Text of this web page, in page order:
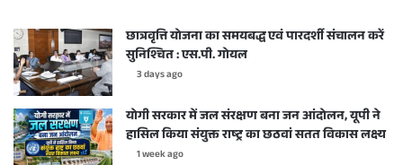
छात्रवृत्ति योजना का समयबद्ध एवं पारदर्शी संचालन करें
सुनिश्चित : एस.पी. गोयल
3 days ago
योगी सरकार में जल संरक्षण बना जन आंदोलन, यूपी ने
हासिल किया संयुक्त राष्ट्र का छठवां सतत विकास लक्ष्य
1 week ago